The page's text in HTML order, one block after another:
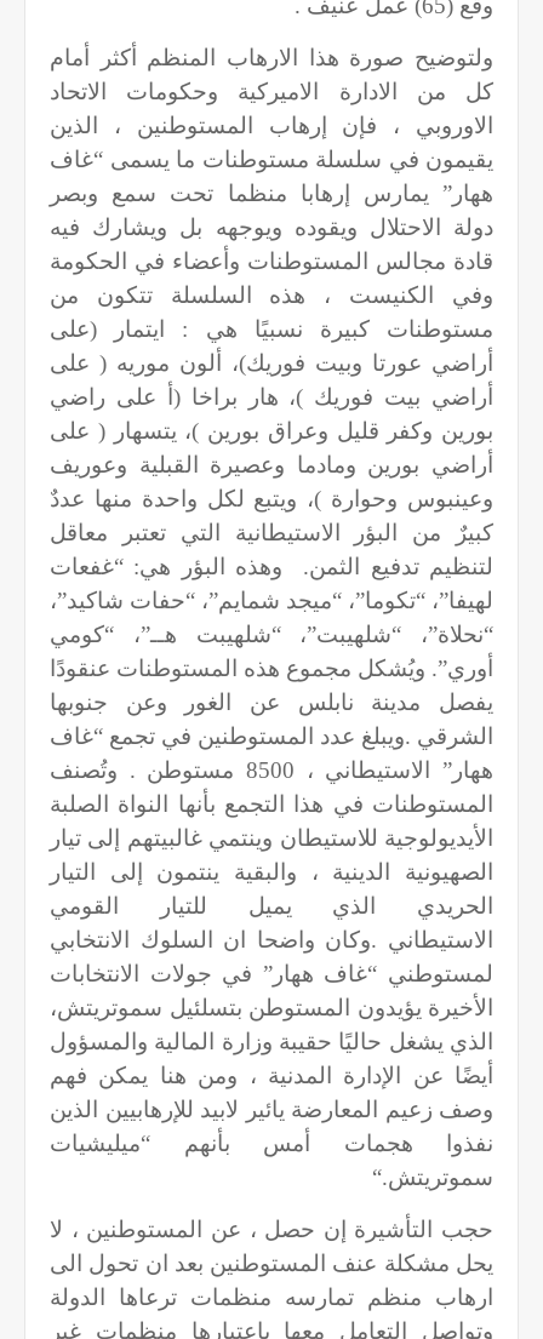
ولتوضيح صورة هذا الارهاب المنظم أكثر أمام
كل من الادارة الاميركية وحكومات الاتحاد
الاوروبي ، فإن إرهاب المستوطنين ، الذين
يقيمون في سلسلة مستوطنات ما يسمى “غاف
ههار” يمارس إرهابا منظما تحت سمع وبصر
دولة الاحتلال ويقوده ويوجهه بل ويشارك فيه
قادة مجالس المستوطنات وأعضاء في الحكومة
وفي الكنيست ، هذه السلسلة تتكون من
مستوطنات كبيرة نسبيًا هي : ايتمار (على
أراضي عورتا وبيت فوريك)، ألون موريه ( على
أراضي بيت فوريك )، هار براخا (أ على راضي
بورين وكفر قليل وعراق بورين )، يتسهار ( على
أراضي بورين ومادما وعصيرة القبلية وعوريف
وعينبوس وحوارة )، ويتبع لكل واحدة منها عددٌ
كبيرٌ من البؤر الاستيطانية التي تعتبر معاقل
لتنظيم تدفيع الثمن. وهذه البؤر هي: “غفعات
لهيفا”، “تكوما”، “ميجد شمايم”، “حفات شاكيد”،
“نحلاة”، “شلهيبت”، “شلهيبت هــ”، “كومي
أوري”. ويُشكل مجموع هذه المستوطنات عنقودًا
يفصل مدينة نابلس عن الغور وعن جنوبها
الشرقي .ويبلغ عدد المستوطنين في تجمع “غاف
ههار” الاستيطاني ، 8500 مستوطن . وتُصنف
المستوطنات في هذا التجمع بأنها النواة الصلبة
الأيديولوجية للاستيطان وينتمي غالبيتهم إلى تيار
الصهيونية الدينية ، والبقية ينتمون إلى التيار
الحريدي الذي يميل للتيار القومي
الاستيطاني .وكان واضحا ان السلوك الانتخابي
لمستوطني “غاف ههار” في جولات الانتخابات
الأخيرة يؤيدون المستوطن بتسلئيل سموتريتش،
الذي يشغل حاليًا حقيبة وزارة المالية والمسؤول
أيضًا عن الإدارة المدنية ، ومن هنا يمكن فهم
وصف زعيم المعارضة يائير لابيد للإرهابيين الذين
نفذوا هجمات أمس بأنهم “ميليشيات
سموتريتش“.
حجب التأشيرة إن حصل ، عن المستوطنين ، لا
يحل مشكلة عنف المستوطنين بعد ان تحول الى
ارهاب منظم تمارسه منظمات ترعاها الدولة
وتواصل التعامل معها باعتبارها منظمات غير